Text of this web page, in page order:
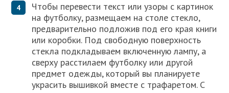
Чтобы перевести текст или узоры с картинок
на футболку, размещаем на столе стекло,
предварительно подложив под его края книги
или коробки. Под свободную поверхность
стекла подкладываем включенную лампу, а
сверху расстилаем футболку или другой
предмет одежды, который вы планируете
украсить вышивкой вместе с трафаретом. С